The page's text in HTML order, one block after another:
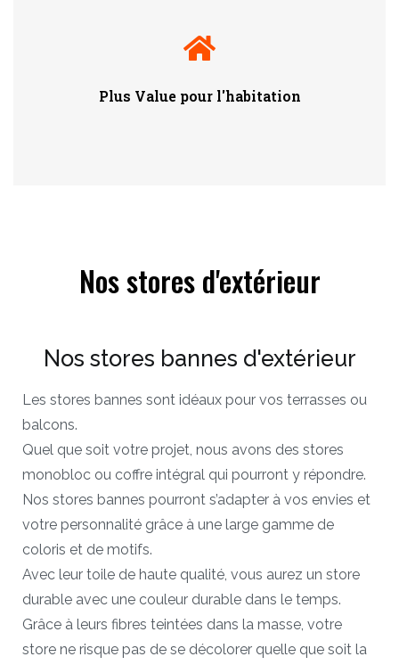
Plus Value pour l'habitation
Nos stores d'extérieur
Nos stores bannes d'extérieur
Les stores bannes sont idéaux pour vos terrasses ou
balcons.
Quel que soit votre projet, nous avons des stores
monobloc ou coffre intégral qui pourront y répondre.
Nos stores bannes pourront s’adapter à vos envies et
votre personnalité grâce à une large gamme de
coloris et de motifs.
Avec leur toile de haute qualité, vous aurez un store
durable avec une couleur durable dans le temps.
Grâce à leurs fibres teintées dans la masse, votre
store ne risque pas de se décolorer quelle que soit la